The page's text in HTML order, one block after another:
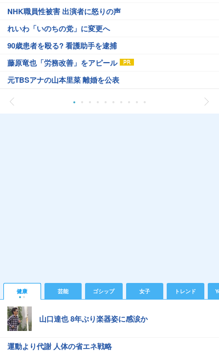
NHK職員性被害 出演者に怒りの声
れいわ「いのちの党」に変更へ
90歳患者を殴る? 看護助手を逮捕
藤原竜也「労務改善」をアピール
元TBSアナの山本里菜 離婚を公表
健康 芸能 ゴシップ 女子 トレンド
山口達也 8年ぶり楽器姿に感涙か
運動より代謝 人体の省エネ戦略